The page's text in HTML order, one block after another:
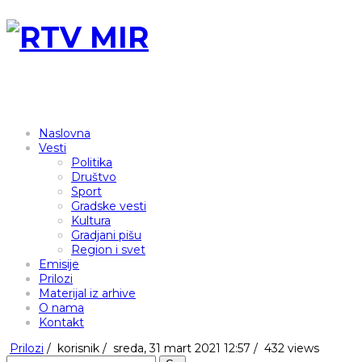
Naslovna
Vesti
Politika
Društvo
Sport
Gradske vesti
Kultura
Gradjani pišu
Region i svet
Emisije
Prilozi
Materijal iz arhive
O nama
Kontakt
Prilozi / korisnik / sreda, 31 mart 2021 12:57 / 432 views